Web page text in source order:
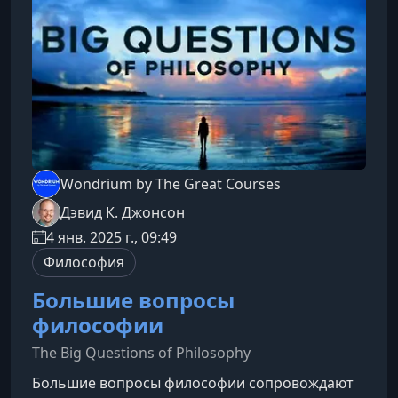
современного декора, объясняет ключевые
принципы хорошего дизайна и
Wondrium by The Great Courses
Дэвид К. Джонсон
4 янв. 2025 г., 09:49
Философия
Большие вопросы
философии
The Big Questions of Philosophy
Большие вопросы философии сопровождают